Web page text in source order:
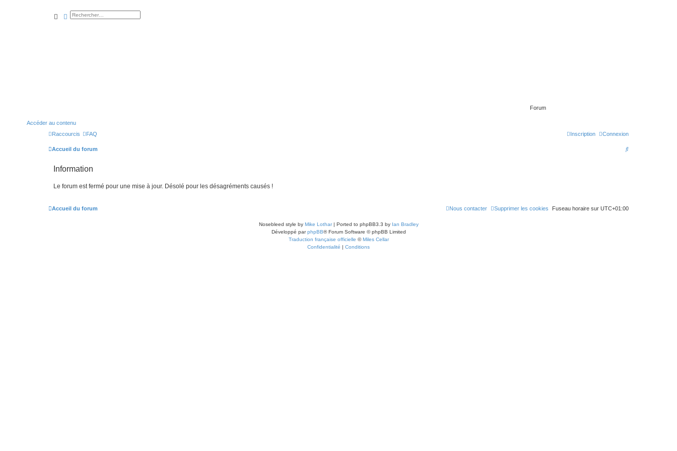
Forum
Accéder au contenu
rechercher
rechercheavancée
Raccourcis FAQ Connexion
Inscription
Accueil du forum
R
r
Information
Le forum est fermé pour une mise à jour. Désolé pour les désagréments causés !
Accueil du forum Fuseau horaire sur UTC+01:00
Supprimer les cookies
Nous contacter
Nosebleed style by Mike Lothar| Ported to phpBB3.3 by Ian Bradley
Développé parphpBB® Forum Software © phpBB Limited
Traduction française officielle ©Miles Cellar
Confidentialité | Conditions